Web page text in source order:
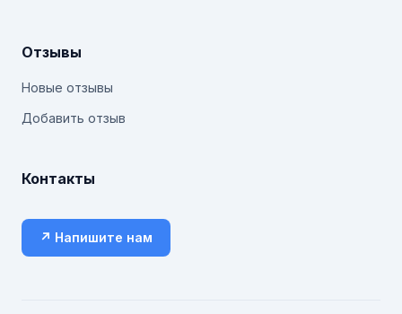
Отзывы
Новые отзывы
Добавить отзыв
Контакты
↗ Напишите нам